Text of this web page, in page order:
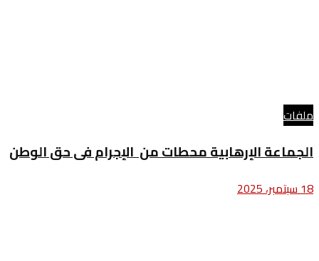
ملفات
الجماعة الإرهابية محطات من الإجرام فى حق الوطن
18 سبتمبر، 2025